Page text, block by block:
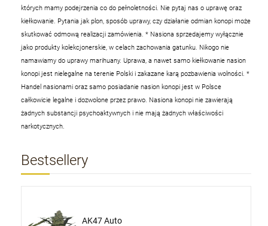
których mamy podejrzenia co do pełnoletności. Nie pytaj nas o uprawę oraz
kiełkowanie. Pytania jak plon, sposób uprawy, czy działanie odmian konopi może
skutkować odmową realizacji zamówienia. * Nasiona sprzedajemy wyłącznie
jako produkty kolekcjonerskie, w celach zachowania gatunku. Nikogo nie
namawiamy do uprawy marihuany. Uprawa, a nawet samo kiełkowanie nasion
konopi jest nielegalne na terenie Polski i zakazane karą pozbawienia wolności. *
Handel nasionami oraz samo posiadanie nasion konopi jest w Polsce
całkowicie legalne i dozwolone przez prawo. Nasiona konopi nie zawierają
żadnych substancji psychoaktywnych i nie mają żadnych właściwości
narkotycznych.
Bestsellery
AK47 Auto